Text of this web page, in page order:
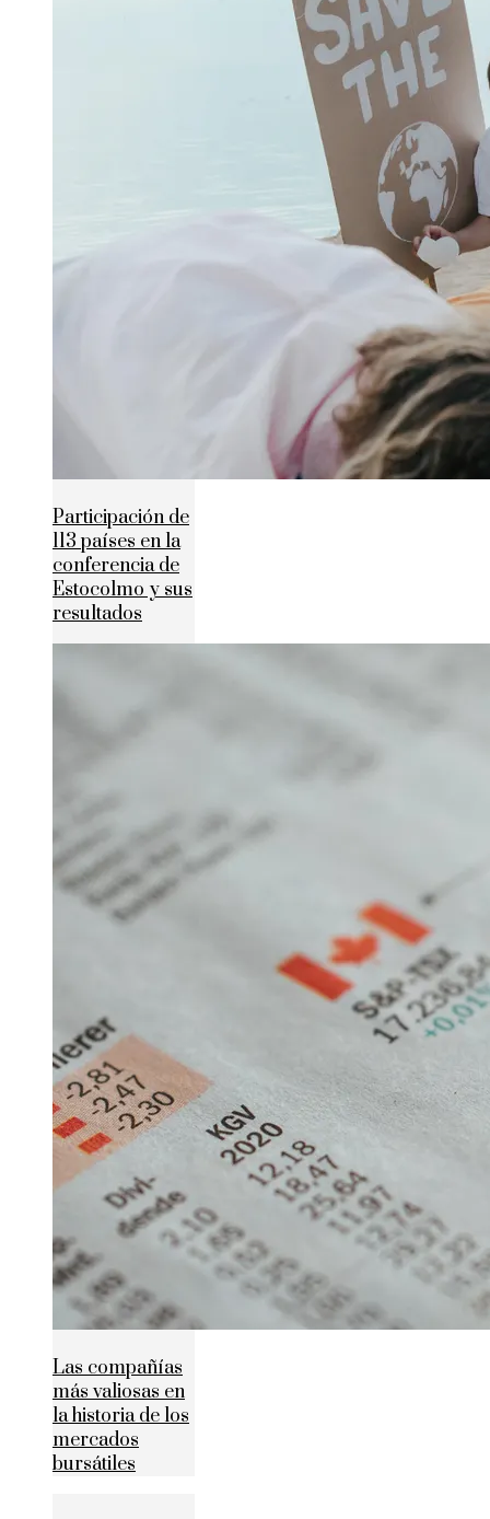
Participación de
113 países en la
conferencia de
Estocolmo y sus
resultados
Las compañías
más valiosas en
la historia de los
mercados
bursátiles